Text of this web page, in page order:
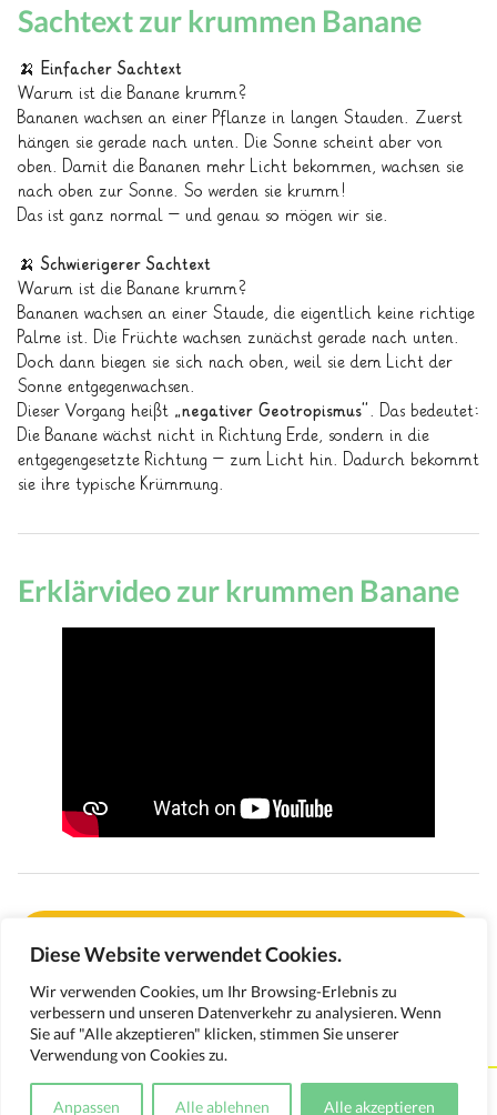
Diese Website verwendet Cookies.
Wir verwenden Cookies, um Ihr Browsing-Erlebnis zu
verbessern und unseren Datenverkehr zu analysieren. Wenn
Sie auf "Alle akzeptieren" klicken, stimmen Sie unserer
Verwendung von Cookies zu.
Anpassen Alle ablehnen Alle akzeptieren
Sachtext zur krummen Banane
🍌 Einfacher Sachtext
Warum ist die Banane krumm?
Bananen wachsen an einer Pflanze in langen Stauden. Zuerst
hängen sie gerade nach unten. Die Sonne scheint aber von
oben. Damit die Bananen mehr Licht bekommen, wachsen sie
nach oben zur Sonne. So werden sie krumm!
Das ist ganz normal – und genau so mögen wir sie.
🍌Schwierigerer Sachtext
Warum ist die Banane krumm?
Bananen wachsen an einer Staude, die eigentlich keine richtige
Palme ist. Die Früchte wachsen zunächst gerade nach unten.
Doch dann biegen sie sich nach oben, weil sie dem Licht der
Sonne entgegenwachsen.
Dieser Vorgang heißt „negativer Geotropismus“. Das bedeutet:
Die Banane wächst nicht in Richtung Erde, sondern in die
entgegengesetzte Richtung – zum Licht hin. Dadurch bekommt
sie ihre typische Krümmung.
Erklärvideo zur krummen Banane
Bananenanbau in Ecuador zu bekommen
Weiter gehts auf der nächsten Seite. Hier klären
wir, wie umweltfreundlich der Bananenanbau ist
Kontakt Impressum Datenschutzerklärung